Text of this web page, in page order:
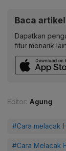
Baca
Dapatkan
fitur menarik
Editor: Agung
#Cara melacak
#Cara Melacak